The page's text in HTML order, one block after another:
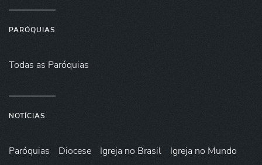
PARÓQUIAS
Todas as Paróquias
NOTÍCIAS
Paróquias Diocese Igreja no Brasil
Igreja no Mundo